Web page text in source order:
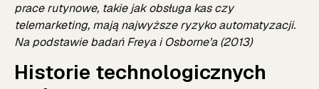
prace rutynowe, takie jak obsługa kas czy
telemarketing, mają najwyższe ryzyko automatyzacji.
Na podstawie badań Freya i Osborne’a (2013)
Historie technologicznych